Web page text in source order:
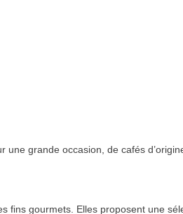
grande occasion, de cafés
fins gourmets. Elles proposent une